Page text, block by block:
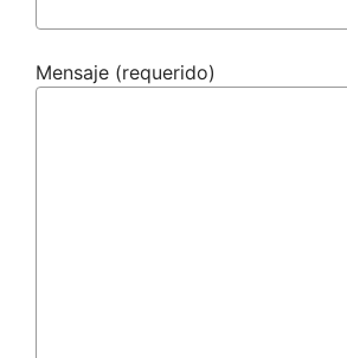
Mensaje (requerido)